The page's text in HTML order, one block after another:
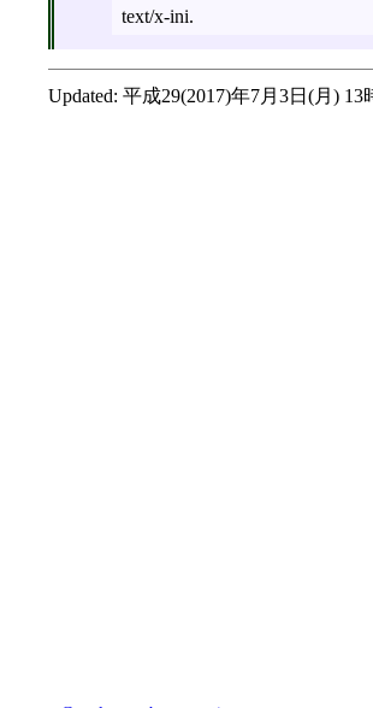
text/x-ini.
Updated: 平成29(2017)年7月3日(月) 13